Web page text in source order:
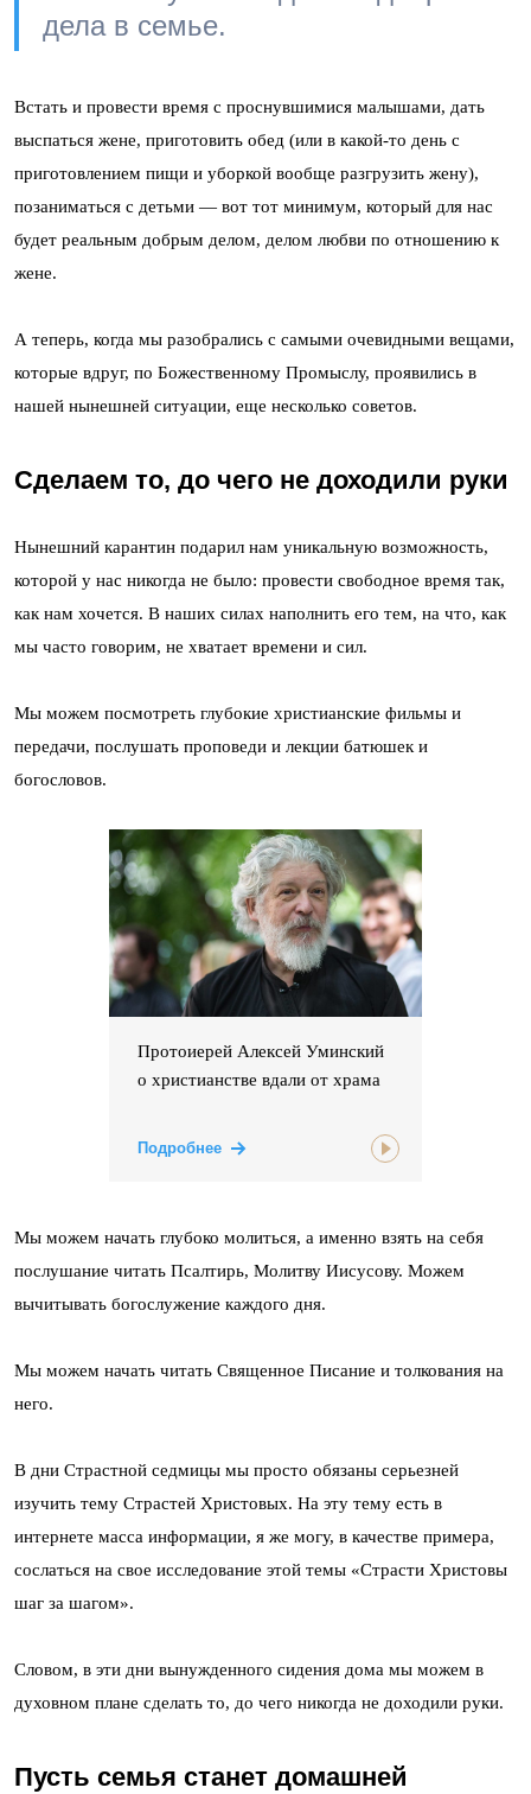
дела в семье.
Встать и провести время с проснувшимися малышами, дать
выспаться жене, приготовить обед (или в какой-то день с
приготовлением пищи и уборкой вообще разгрузить жену),
позаниматься с детьми — вот тот минимум, который для нас
будет реальным добрым делом, делом любви по отношению к
жене.
А теперь, когда мы разобрались с самыми очевидными вещами,
которые вдруг, по Божественному Промыслу, проявились в
нашей нынешней ситуации, еще несколько советов.
Сделаем то, до чего не доходили руки
Нынешний карантин подарил нам уникальную возможность,
которой у нас никогда не было: провести свободное время так,
как нам хочется. В наших силах наполнить его тем, на что, как
мы часто говорим, не хватает времени и сил.
Мы можем посмотреть глубокие христианские фильмы и
передачи, послушать проповеди и лекции батюшек и
богословов.
Протоиерей Алексей Уминский
о христианстве вдали от храма
Подробнее
Мы можем начать глубоко молиться, а именно взять на себя
послушание читать Псалтирь, Молитву Иисусову. Можем
вычитывать богослужение каждого дня.
Мы можем начать читать Священное Писание и толкования на
него.
В дни Страстной седмицы мы просто обязаны серьезней
изучить тему Страстей Христовых. На эту тему есть в
интернете масса информации, я же могу, в качестве примера,
сослаться на свое исследование этой темы «Страсти Христовы
шаг за шагом».
Словом, в эти дни вынужденного сидения дома мы можем в
духовном плане сделать то, до чего никогда не доходили руки.
Пусть семья станет домашней